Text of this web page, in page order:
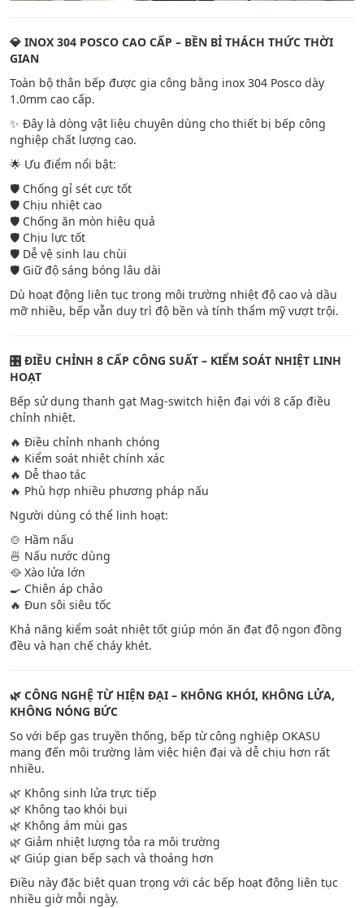
💎 INOX 304 POSCO CAO CẤP – BỀN BỈ THÁCH THỨC THỜI
GIAN
Toàn bộ thân bếp được gia công bằng inox 304 Posco dày
1.0mm cao cấp.
✨ Đây là dòng vật liệu chuyên dùng cho thiết bị bếp công
nghiệp chất lượng cao.
🌟 Ưu điểm nổi bật:
🛡️ Chống gỉ sét cực tốt
🛡️ Chịu nhiệt cao
🛡️ Chống ăn mòn hiệu quả
🛡️ Chịu lực tốt
🛡️ Dễ vệ sinh lau chùi
🛡️ Giữ độ sáng bóng lâu dài
Dù hoạt động liên tục trong môi trường nhiệt độ cao và dầu
mỡ nhiều, bếp vẫn duy trì độ bền và tính thẩm mỹ vượt trội.
🎛️ ĐIỀU CHỈNH 8 CẤP CÔNG SUẤT – KIỂM SOÁT NHIỆT LINH
HOẠT
Bếp sử dụng thanh gạt Mag-switch hiện đại với 8 cấp điều
chỉnh nhiệt.
🔥 Điều chỉnh nhanh chóng
🔥 Kiểm soát nhiệt chính xác
🔥 Dễ thao tác
🔥 Phù hợp nhiều phương pháp nấu
Người dùng có thể linh hoạt:
🍲 Hầm nấu
🍜 Nấu nước dùng
🥘 Xào lửa lớn
🍳 Chiên áp chảo
🔥 Đun sôi siêu tốc
Khả năng kiểm soát nhiệt tốt giúp món ăn đạt độ ngon đồng
đều và hạn chế cháy khét.
🌿 CÔNG NGHỆ TỪ HIỆN ĐẠI – KHÔNG KHÓI, KHÔNG LỬA,
KHÔNG NÓNG BỨC
So với bếp gas truyền thống, bếp từ công nghiệp OKASU
mang đến môi trường làm việc hiện đại và dễ chịu hơn rất
nhiều.
🌿 Không sinh lửa trực tiếp
🌿 Không tạo khói bụi
🌿 Không ám mùi gas
🌿 Giảm nhiệt lượng tỏa ra môi trường
🌿 Giúp gian bếp sạch và thoáng hơn
Điều này đặc biệt quan trọng với các bếp hoạt động liên tục
nhiều giờ mỗi ngày.